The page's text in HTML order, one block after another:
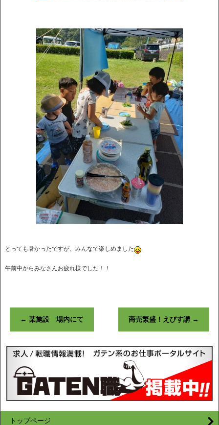
とっても暑かったですが、みんなで楽しめました
午前中からみなさんお疲れ様でした！！
← 某施設 場内にて 商売繁盛！えびす講 →
トップページ